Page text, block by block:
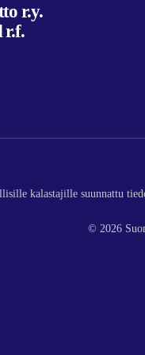
r.y.
r.f.
kalastajille suunnattu
© 2026